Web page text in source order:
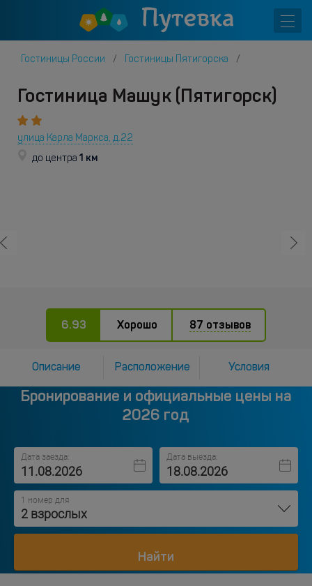
Гостиницы России Гостиницы Пятигорска
Гостиница Машук (Пятигорск)
улица Карла Маркса, д.22
до центра 1 км
6.93 Хорошо 87 отзывов
Описание Расположение Условия
Бронирование и официальные цены на
2026 год
Дата заезда: Дата выезда:
1 номер для
2 взрослых
Найти